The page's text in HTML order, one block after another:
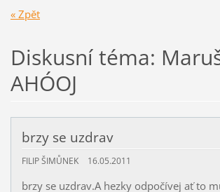
« Zpět
Diskusní téma:
AHÓOJ
brzy se uzdrav
FILIP ŠIMŮNEK 16.05.2011
brzy se uzdrav.A hezky odpočívej ať to